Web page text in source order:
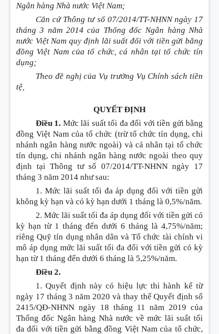
Ngân hàng Nhà nước Việt Nam;
Căn cứ Thông tư số 07/2014/TT-NHNN ngày 17
tháng 3 năm 2014 của Thống đốc Ngân hàng Nhà
nước Việt Nam quy định lãi suất đối với tiền gửi bằng
đồng Việt Nam của tổ chức, cá nhân tại tổ chức tín
dụng;
Theo đề nghị của Vụ trưởng Vụ Chính sách tiền
tệ,
QUYẾT ĐỊNH
Điều 1. Mức lãi suất tối đa đối với tiền gửi bằng
đồng Việt Nam của tổ chức (trừ tổ chức tín dụng, chi
nhánh ngân hàng nước ngoài) và cá nhân tại tổ chức
tín dụng, chi nhánh ngân hàng nước ngoài theo quy
định tại Thông tư số 07/2014/TT-NHNN ngày 17
tháng 3 năm 2014 như sau:
1. Mức lãi suất tối đa áp dụng đối với tiền gửi
không kỳ hạn và có kỳ hạn dưới 1 tháng là 0,5%/năm.
2. Mức lãi suất tối đa áp dụng đối với tiền gửi có
kỳ hạn từ 1 tháng đến dưới 6 tháng là 4,75%/năm;
riêng Quỹ tín dụng nhân dân và Tổ chức tài chính vi
mô áp dụng mức lãi suất tối đa đối với tiền gửi có kỳ
hạn từ 1 tháng đến dưới 6 tháng là 5,25%/năm.
Điều 2.
1. Quyết định này có hiệu lực thi hành kể từ
ngày 17 tháng 3 năm 2020 và thay thế Quyết định số
2415/QĐ-NHNN ngày 18 tháng 11 năm 2019 của
Thống đốc Ngân hàng Nhà nước về mức lãi suất tối
đa đối với tiền gửi bằng đồng Việt Nam của tổ chức,